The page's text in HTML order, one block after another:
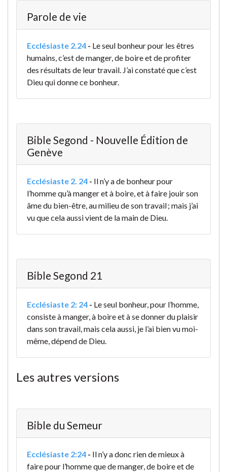
Parole de vie
Ecclésiaste 2.24 - Le seul bonheur pour les êtres
humains, c’est de manger, de boire et de profiter
des résultats de leur travail. J’ai constaté que c’est
Dieu qui donne ce bonheur.
Bible Segond - Nouvelle Édition de
Genève
Ecclésiaste 2. 24 - Il n’y a de bonheur pour
l’homme qu’à manger et à boire, et à faire jouir son
âme du bien-être, au milieu de son travail ; mais j’ai
vu que cela aussi vient de la main de Dieu.
Bible Segond 21
Ecclésiaste 2: 24 - Le seul bonheur, pour l’homme,
consiste à manger, à boire et à se donner du plaisir
dans son travail, mais cela aussi, je l’ai bien vu moi-
même, dépend de Dieu.
Les autres versions
Bible du Semeur
Ecclésiaste 2:24 - Il n’y a donc rien de mieux à
faire pour l’homme que de manger, de boire et de